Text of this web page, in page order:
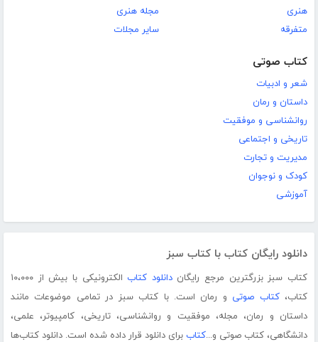
هنری
متفرقه
مجله هنری
سایر مجلات
کتاب صوتی
شعر و ادبیات
داستان و رمان
روانشناسی و موفقیت
تاریخی و اجتماعی
مدیریت و تجارت
کودک و نوجوان
آموزشی
دانلود رایگان کتاب با کتاب سبز
کتاب سبز بزرگترین مرجع رایگاندانلود کتاب
الکترونیکی با بیش از ۱۰،۰۰۰
کتاب،کتاب صوتی و رمان است. با کتاب سبز در تمامی موضوعات مانند
داستان و رمان، مجله، موفقیت و روانشناسی، تاریخی، کامپیوتر، علمی،
دانشگاهی، کتاب صوتی و...کتاب برای دانلود قرار داده شده است. دانلود کتاب‌ها